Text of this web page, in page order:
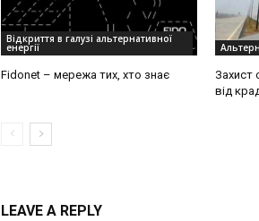
Відкриття в галузі альтернативної
енергії
Fidonet – мережа тих, хто знає
Захист
від
LEAVE A REPLY